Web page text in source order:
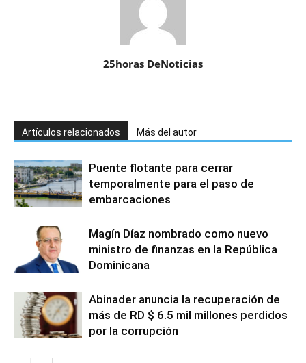
25horas DeNoticias
Artículos relacionados Más del autor
Puente flotante para cerrar
temporalmente para el paso de
embarcaciones
Magín Díaz nombrado como nuevo
ministro de finanzas en la República
Dominicana
Abinader anuncia la recuperación de
más de RD $ 6.5 mil millones perdidos
por la corrupción